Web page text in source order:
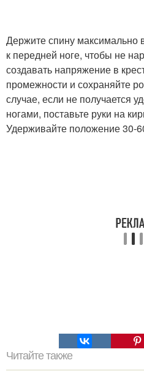
Держите спину максимально
к передней ноге, чтобы не
создавать напряжение в
промежности и сохраняйте
случае, если не получается
ногами, поставьте руки на
Удерживайте положение 30-
Читайте также